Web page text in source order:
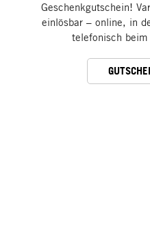
Geschenkgutschein!
einlösbar – online, in
telefonisch beim